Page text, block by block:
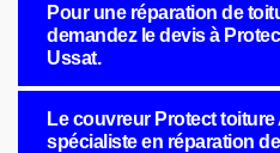
Pour une réparation de
demandez le devis à
Ussat.
Le couvreur Protect toiture
spécialiste en réparation